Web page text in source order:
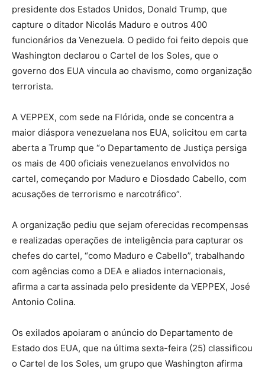
presidente dos Estados Unidos, Donald Trump, que
capture o ditador Nicolás Maduro e outros 400
funcionários da Venezuela. O pedido foi feito depois que
Washington declarou o Cartel de los Soles, que o
governo dos EUA vincula ao chavismo, como organização
terrorista.
A VEPPEX, com sede na Flórida, onde se concentra a
maior diáspora venezuelana nos EUA, solicitou em carta
aberta a Trump que “o Departamento de Justiça persiga
os mais de 400 oficiais venezuelanos envolvidos no
cartel, começando por Maduro e Diosdado Cabello, com
acusações de terrorismo e narcotráfico”.
A organização pediu que sejam oferecidas recompensas
e realizadas operações de inteligência para capturar os
chefes do cartel, “como Maduro e Cabello”, trabalhando
com agências como a DEA e aliados internacionais,
afirma a carta assinada pelo presidente da VEPPEX, José
Antonio Colina.
Os exilados apoiaram o anúncio do Departamento de
Estado dos EUA, que na última sexta-feira (25) classificou
o Cartel de los Soles, um grupo que Washington afirma